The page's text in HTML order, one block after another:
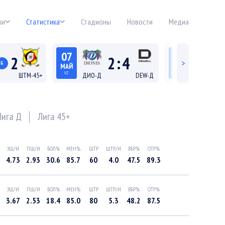
Статистика Стадионы Новости Медиа
>
Б 2
ШТМ-45+
07
МАЙ
ЧТ ДИО-Д
2:4
DEW-Д
МАЙ
Д Лига 45+
ЗШ/И
4.73
ПШ/И
2.93
БОЛ%
30.6
МЕН%
85.7
ШТР
60
ШТР/И
4.0
ВБР%
47.5
ОТР%
89.3
ЗШ/И
3.67
ПШ/И
2.53
БОЛ%
18.4
МЕН%
85.0
ШТР
80
ШТР/И
5.3
ВБР%
48.2
ОТР%
87.5